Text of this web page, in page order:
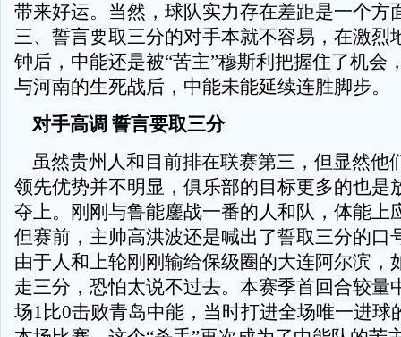
带来好运。当然，球队实力存在差距是一个方
三、誓言要取三分的对手本就不容易，在激烈
钟后，中能还是被“苦主”穆斯利把握住了机会
与河南的生死战后，中能未能延续连胜脚步。
对手高调 誓言要取三分
虽然贵州人和目前排在联赛第三，但显然他
领先优势并不明显，俱乐部的目标更多的也是
夺上。刚刚与鲁能鏖战一番的人和队，体能上
但赛前，主帅高洪波还是喊出了誓取三分的口
由于人和上轮刚刚输给保级圈的大连阿尔滨，
走三分，恐怕太说不过去。本赛季首回合较量
场1比0击败青岛中能，当时打进全场唯一进球